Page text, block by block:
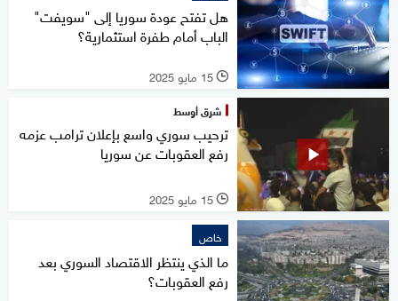
هل تفتح عودة سوريا إلى "سويفت"
الباب أمام طفرة استثمارية؟
l 15 مايو 2025
شرق أوسط
ترحيب سوري واسع بإعلان ترامب عزمه
رفع العقوبات عن سوريا
l 15 مايو 2025
خاص
ما الذي ينتظر الاقتصاد السوري بعد
رفع العقوبات؟